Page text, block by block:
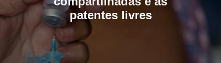
patentes livres